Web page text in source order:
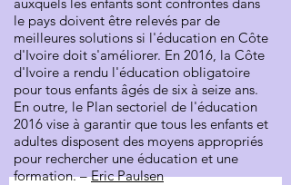
le pays doivent être relevés par de
meilleures solutions si l'éducation en Côte
d'Ivoire doit s'améliorer. En 2016, la Côte
d'Ivoire a rendu l'éducation obligatoire
pour tous enfants âgés de six à seize ans.
En outre, le Plan sectoriel de l'éducation
2016 vise à garantir que tous les enfants et
adultes disposent des moyens appropriés
pour rechercher une éducation et une
formation. –Eric Paulsen